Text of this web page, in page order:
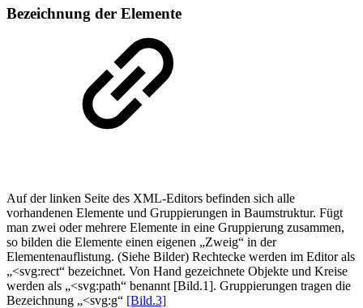
Bezeichnung der Elemente
Auf der linken Seite des XML-Editors befinden sich alle
vorhandenen Elemente und Gruppierungen in Baumstruktur. Fügt
man zwei oder mehrere Elemente in eine Gruppierung zusammen,
so bilden die Elemente einen eigenen „Zweig“ in der
Elementenauflistung. (Siehe Bilder) Rechtecke werden im Editor als
„<svg:rect“ bezeichnet. Von Hand gezeichnete Objekte und Kreise
werden als „<svg:path“ benannt [Bild.1]. Gruppierungen tragen die
Bezeichnung „<svg:g“ [Bild.3]